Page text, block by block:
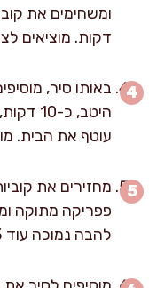
דקות. מוציאים
באותו סיר,
היטב,
עוטף את הבית.
מחזירים את
פפריקה מתוקה
להבה נמוכה עוד 2-3 דקות, עד שהריחות מתמזגים.